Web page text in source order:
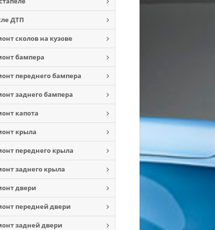
ДТП
сколов на кузове
бампера
переднего бампера
заднего бампера
капота
крыла
переднего крыла
заднего крыла
двери
передней двери
задней двери